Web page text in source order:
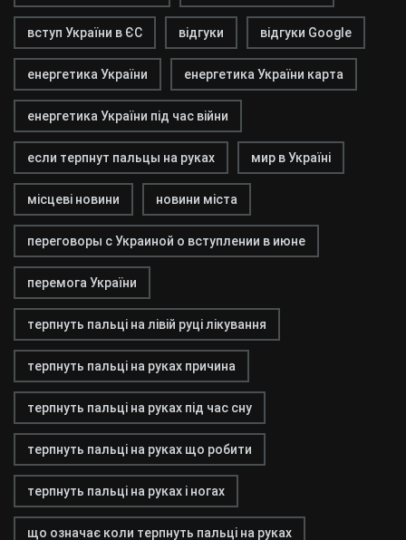
вступ України в ЄС відгуки відгуки Google
енергетика України енергетика України карта
енергетика України під час війни
если терпнут пальцы на руках мир в Україні
місцеві новини новини міста
переговоры с Украиной о вступлении в июне
перемога України
терпнуть пальці на лівій руці лікування
терпнуть пальці на руках причина
терпнуть пальці на руках під час сну
терпнуть пальці на руках що робити
терпнуть пальці на руках і ногах
що означає коли терпнуть пальці на руках